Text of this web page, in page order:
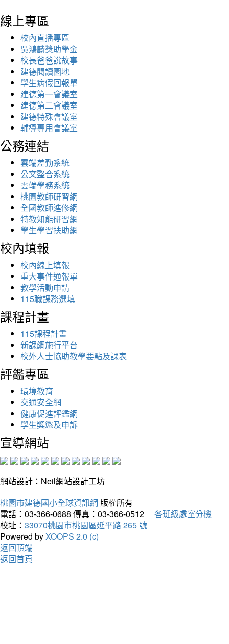
線上專區
校內直播專區
吳鴻麟獎助學金
校長爸爸說故事
建德閱讀園地
學生病假回報單
建德第一會議室
建德第二會議室
建德特殊會議室
輔導專用會議室
公務連結
雲端差勤系統
公文整合系統
雲端學務系統
桃園教師研習網
全國教師進修網
特教知能研習網
學生學習扶助網
校內填報
校內線上填報
重大事件通報單
教學活動申請
115職課務選填
課程計畫
115課程計畫
新課綱施行平台
校外人士協助教學要點及課表
評鑑專區
環境教育
交通安全網
健康促進評鑑網
學生獎懲及申訴
宣導網站
網站設計：Neil網站設計工坊
桃園市建德國小全球資訊網 版權所有
電話：03-366-0688 傳真：03-366-0512
各班級處室分機
校址： 33070桃園市桃園區延平路 265 號
Powered byXOOPS 2.0 (c)
返回頂端
返回首頁